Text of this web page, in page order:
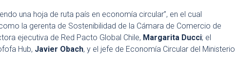
una hoja de ruta país en economía circular”, en el cual
la gerenta de Sostenibilidad de la Cámara de Comercio de
ejecutiva de Red Pacto Global Chile, Margarita Ducci; el
Hub, Javier Obach, y el jefe de Economía Circular del Ministerio